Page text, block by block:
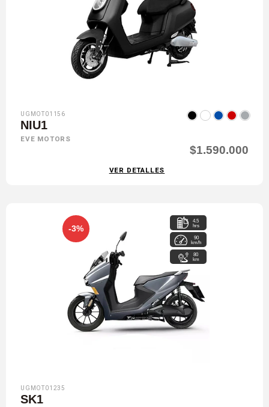
UGMOT01156
NIU1
EVE MOTORS
$1.590.000
VER DETALLES
-3%
4.5
hrs
90
km/h
80
km
UGMOT01235
SK1